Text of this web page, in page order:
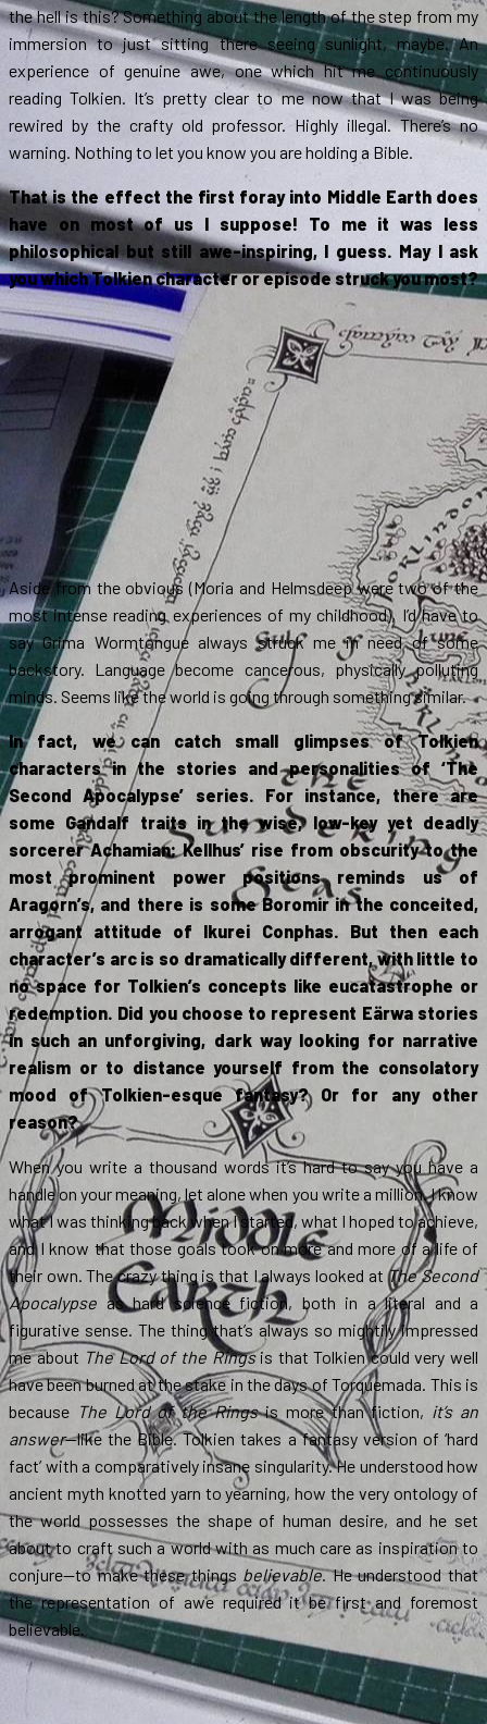
the hell is this? Something about the length of the step from my
immersion to just sitting there seeing sunlight, maybe. An
experience of genuine awe, one which hit me continuously
reading Tolkien. It’s pretty clear to me now that I was being
rewired by the crafty old professor. Highly illegal. There’s no
warning. Nothing to let you know you are holding a Bible.
That is the effect the first foray into Middle Earth does
have on most of us I suppose! To me it was less
philosophical but still awe-inspiring, I guess. May I ask
you which Tolkien character or episode struck you most?
Aside from the obvious (Moria and Helmsdeep were two of the
most intense reading experiences of my childhood), I’d have to
say Grima Wormtongue always struck me in need of some
backstory. Language become cancerous, physically polluting
minds. Seems like the world is going through something similar.
In fact, we can catch small glimpses of Tolkien
characters in the stories and personalities of ‘The
Second Apocalypse’ series. For instance, there are
some Gandalf traits in the wise, low-key yet deadly
sorcerer Achamian; Kellhus’ rise from obscurity to the
most prominent power positions reminds us of
Aragorn’s, and there is some Boromir in the conceited,
arrogant attitude of Ikurei Conphas. But then each
character’s arc is so dramatically different, with little to
no space for Tolkien’s concepts like eucatastrophe or
redemption. Did you choose to represent Eärwa stories
in such an unforgiving, dark way looking for narrative
realism or to distance yourself from the consolatory
mood of Tolkien-esque fantasy? Or for any other
reason?
When you write a thousand words it’s hard to say you have a
handle on your meaning, let alone when you write a million. I know
what I was thinking back when I started, what I hoped to achieve,
and I know that those goals took on more and more of a life of
their own. The crazy thing is that I always looked atThe Second
Apocalypse as hard science fiction, both in a literal and a
figurative sense. The thing that’s always so mightily impressed
me about The Lord of the Ringsis that Tolkien could very well
have been burned at the stake in the days of Torquemada. This is
because The Lord of the Ringsis more than fiction, it’s an
answer—like the Bible. Tolkien takes a fantasy version of ‘hard
fact’ with a comparatively insane singularity. He understood how
ancient myth knotted yarn to yearning, how the very ontology of
the world possesses the shape of human desire, and he set
about to craft such a world with as much care as inspiration to
conjure—to make these things believable. He understood that
the representation of awe required it be first and foremost
believable.